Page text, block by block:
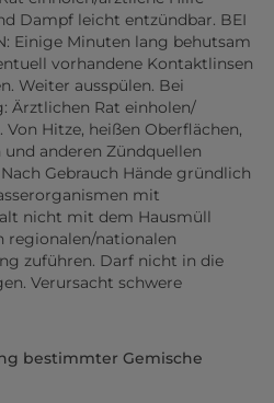
Dampf leicht entzündbar. BEI
Einige Minuten lang behutsam
vorhandene Kontaktlinsen
Weiter ausspülen. Bei
Ärztlichen Rat einholen/
Hitze, heißen Oberflächen,
anderen Zündquellen
Gebrauch Hände gründlich
mit
nicht mit dem Hausmüll
regionalen/nationalen
zuführen. Darf nicht in die
Verursacht schwere
bestimmter Gemische